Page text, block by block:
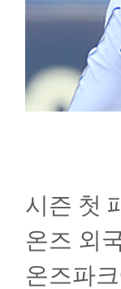
시즌 첫
온즈 외
온즈파